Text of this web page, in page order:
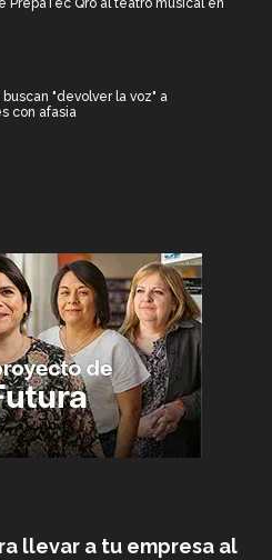
PrepaTec Qro al teatro musical en
"devolver la voz" a
con afasia
llevar a tu empresa al